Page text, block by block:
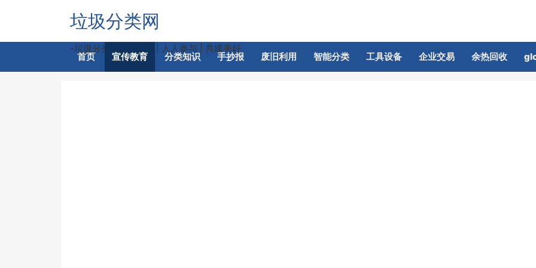
垃圾分类网
-垃圾分类 | 利国利民 | 人人参与 | 共建美好
首页 宣传教育 分类知识 手抄报 废旧利用 智能分类 工具设备 企业交易 余热回收